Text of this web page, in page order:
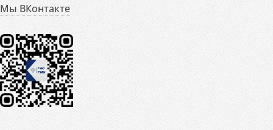
Мы ВКонтакте